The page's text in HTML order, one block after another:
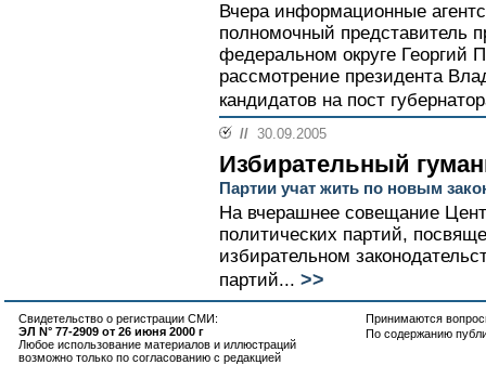
Вчера информационные
полномочный представитель
федеральном округе Георгий
рассмотрение президента
кандидатов на пост
// 30.09.2005
Избирательный
Партии учат жить по новым
На вчерашнее совещание
политических партий,
избирательном
партий... >>
Свидетельство о регистрации СМИ:
ЭЛ N° 77-2909 от 26 июня 2000 г
Любое использование материалов и иллюстраций
возможно только по согласованию с редакцией
Принимаются
По содержанию